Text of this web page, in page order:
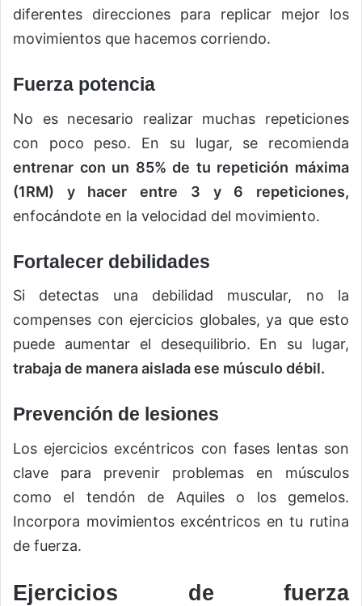
diferentes direcciones para replicar mejor los
movimientos que hacemos corriendo.
Fuerza potencia
No es necesario realizar muchas repeticiones
con poco peso. En su lugar, se recomienda
entrenar con un 85% de tu repetición máxima
(1RM) y hacer entre 3 y 6 repeticiones,
enfocándote en la velocidad del movimiento.
Fortalecer debilidades
Si detectas una debilidad muscular, no la
compenses con ejercicios globales, ya que esto
puede aumentar el desequilibrio. En su lugar,
trabaja de manera aislada ese músculo débil.
Prevención de lesiones
Los ejercicios excéntricos con fases lentas son
clave para prevenir problemas en músculos
como el tendón de Aquiles o los gemelos.
Incorpora movimientos excéntricos en tu rutina
de fuerza.
Ejercicios de fuerza